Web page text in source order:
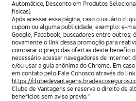
Automático, Desconto em Produtos
físicas).
Após acessar essa página, caso o usuário
cupom ou alguma publicidade, exemplo: e-
Google, Facebook, buscadores entre outros;
novamente o link dessa promoção para
comparar o preço das ofertas deste
necessário acessar navegadores de internet
e/ou usar a guia anônima do Chrome. Em
em contato pelo Fale Conosco através do
https://
Clube de Vantagens se reserva o direito de
benefícios sem aviso prévio."